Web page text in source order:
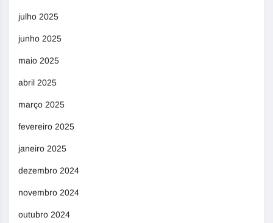
julho 2025
junho 2025
maio 2025
abril 2025
março 2025
fevereiro 2025
janeiro 2025
dezembro 2024
novembro 2024
outubro 2024